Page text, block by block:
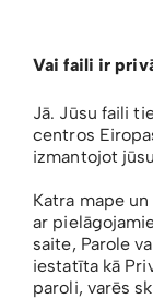
Vai faili ir
Jā. Jūsu faili
centros
izmantojot
Katra mape
ar
saite, Parole
iestatīta kā
paroli, varēs